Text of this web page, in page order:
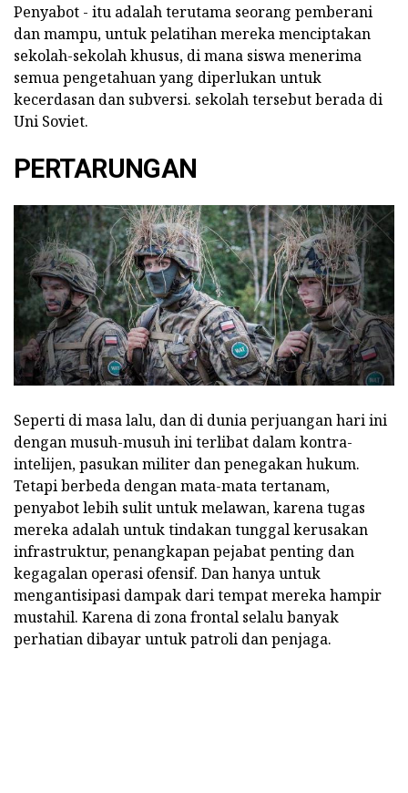
Penyabot - itu adalah terutama seorang pemberani
dan mampu, untuk pelatihan mereka menciptakan
sekolah-sekolah khusus, di mana siswa menerima
semua pengetahuan yang diperlukan untuk
kecerdasan dan subversi. sekolah tersebut berada di
Uni Soviet.
PERTARUNGAN
Seperti di masa lalu, dan di dunia perjuangan hari ini
dengan musuh-musuh ini terlibat dalam kontra-
intelijen, pasukan militer dan penegakan hukum.
Tetapi berbeda dengan mata-mata tertanam,
penyabot lebih sulit untuk melawan, karena tugas
mereka adalah untuk tindakan tunggal kerusakan
infrastruktur, penangkapan pejabat penting dan
kegagalan operasi ofensif. Dan hanya untuk
mengantisipasi dampak dari tempat mereka hampir
mustahil. Karena di zona frontal selalu banyak
perhatian dibayar untuk patroli dan penjaga.